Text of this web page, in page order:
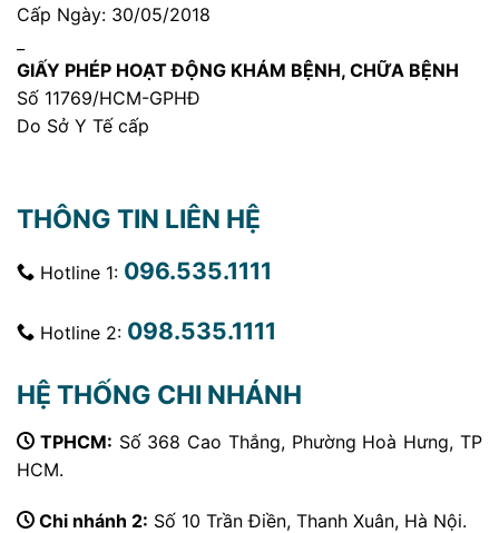
Cấp Ngày: 30/05/2018
GIẤY PHÉP HOẠT ĐỘNG KHÁM BỆNH, CHỮA BỆNH
Số 11769/HCM-GPHĐ
Do Sở Y Tế cấp
THÔNG TIN LIÊN HỆ
Hotline 1: 096.535.1111
Hotline 2: 098.535.1111
HỆ THỐNG CHI NHÁNH
TPHCM: Số 368 Cao Thắng, Phường Hoà Hưng, TP
HCM.
Chi nhánh 2: Số 10 Trần Điền, Thanh Xuân, Hà Nội.